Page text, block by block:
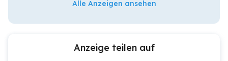
Alle Anzeigen ansehen
Anzeige teilen auf